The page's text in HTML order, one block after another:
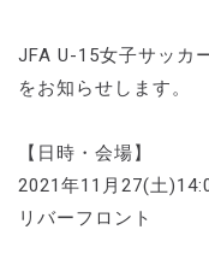
JFA U-15女子サッカ
をお知らせします。
【日時・会場】
2021年11月27(土
リバーフロント